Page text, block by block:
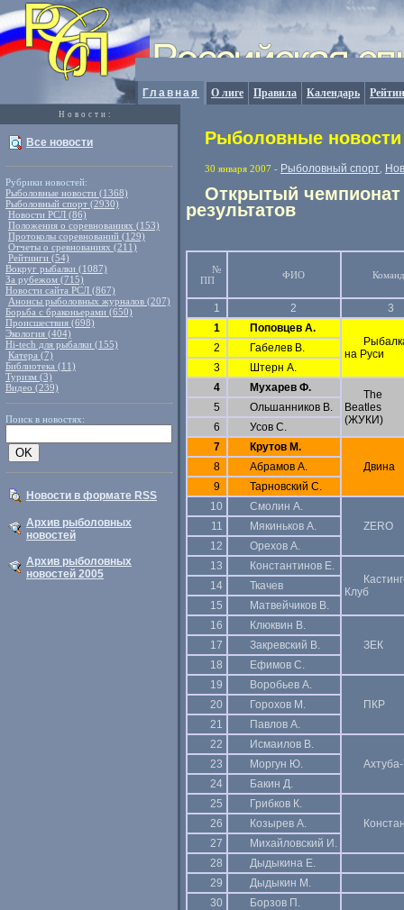
Главная О лиге Правила Календарь
Новости:
Все новости
Рубрики новостей:
Рыболовные новости (1368)
Рыболовный спорт (2930)
Новости РСЛ (86)
Положения о соревнованиях (153)
Протоколы соревнований (129)
Отчеты о сревнованиях (211)
Рейтинги (54)
Вокруг рыбалки (1087)
За рубежом (715)
Новости сайта РСЛ (867)
Анонсы рыболовных журналов (207)
Борьба с браконьерами (650)
Происшествия (698)
Экология (404)
Hi-tech для рыбалки (155)
Катера (7)
Библиотека (11)
Туризм (3)
Видео (239)
Поиск в новостях:
Новости в формате RSS
Архив рыболовных
новостей
Архив рыболовных
новостей 2005
Рыболовные новости
30 января 2007 - Рыболовный спорт
Открытый чемпионат
результатов
№
ПП
ФИО
1 2
3
1
Поповцев А.
на Руси
2
Габелев В.
3
Штерн А.
4
Мухарев Ф.
The
Beatles
(ЖУКИ)
5
Ольшанников В.
6
Усов С.
7
Крутов М.
Двина
8
Абрамов А.
9
Тарновский С.
10
Смолин А.
ZERO
11
Мякиньков А.
12
Орехов А.
13
Константинов Е.
Клуб
14
Ткачев
15
Матвейчиков В.
16
Клюквин В.
ЗЕК
17
Закревский В.
18
Ефимов С.
19
Воробьев А.
ПКР
20
Горохов М.
21
Павлов А.
22
Исмаилов В.
23
Моргун Ю.
24
Бакин Д.
25
Грибков К.
26
Козырев А.
27
Михайловский И.
28
Дыдыкина Е.
29
Дыдыкин М.
30
Борзов П.